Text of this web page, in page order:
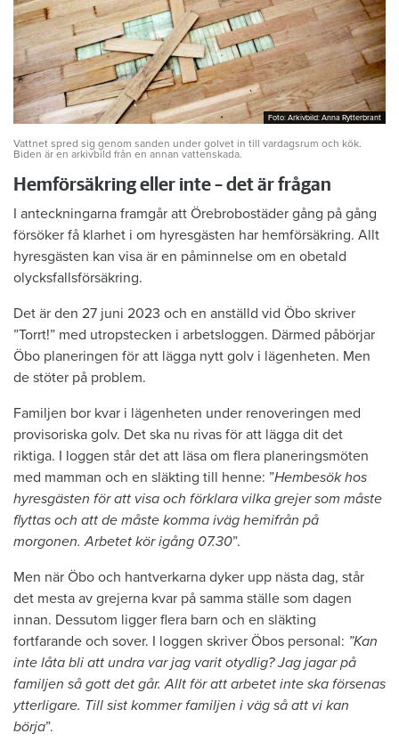
Foto: Arkivbild: Anna Rytterbrant
Foto: Arkivbild: Anna Rytterbrant
Vattnet spred sig genom sanden under golvet in till vardagsrum och kök.
Biden är en arkivbild från en annan vattenskada.
Hemförsäkring eller inte – det är frågan
I anteckningarna framgår att Örebrobostäder gång på gång
försöker få klarhet i om hyresgästen har hemförsäkring. Allt
hyresgästen kan visa är en påminnelse om en obetald
olycksfallsförsäkring.
Det är den 27 juni 2023 och en anställd vid Öbo skriver
”Torrt!” med utropstecken i arbetsloggen. Därmed påbörjar
Öbo planeringen för att lägga nytt golv i lägenheten. Men
de stöter på problem.
Familjen bor kvar i lägenheten under renoveringen med
provisoriska golv. Det ska nu rivas för att lägga dit det
riktiga. I loggen står det att läsa om flera planeringsmöten
med mamman och en släkting till henne: ”Hembesök hos
hyresgästen för att visa och förklara vilka grejer som måste
flyttas och att de måste komma iväg hemifrån på
morgonen. Arbetet kör igång 07.30”.
Men när Öbo och hantverkarna dyker upp nästa dag, står
det mesta av grejerna kvar på samma ställe som dagen
innan. Dessutom ligger flera barn och en släkting
fortfarande och sover. I loggen skriver Öbos personal: ”Kan
inte låta bli att undra var jag varit otydlig? Jag jagar på
familjen så gott det går. Allt för att arbetet inte ska försenas
ytterligare. Till sist kommer familjen i väg så att vi kan
börja”.